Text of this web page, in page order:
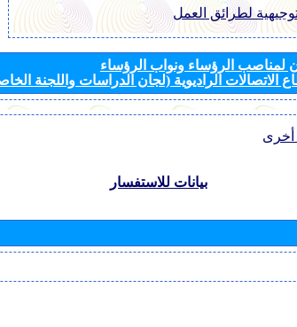
لطرائق العمل
الرؤساء ونواب الرؤساء
الاتصالات الراديوية (لجان الدراسات واللجنة
أخرى
بيانات للاستفسار